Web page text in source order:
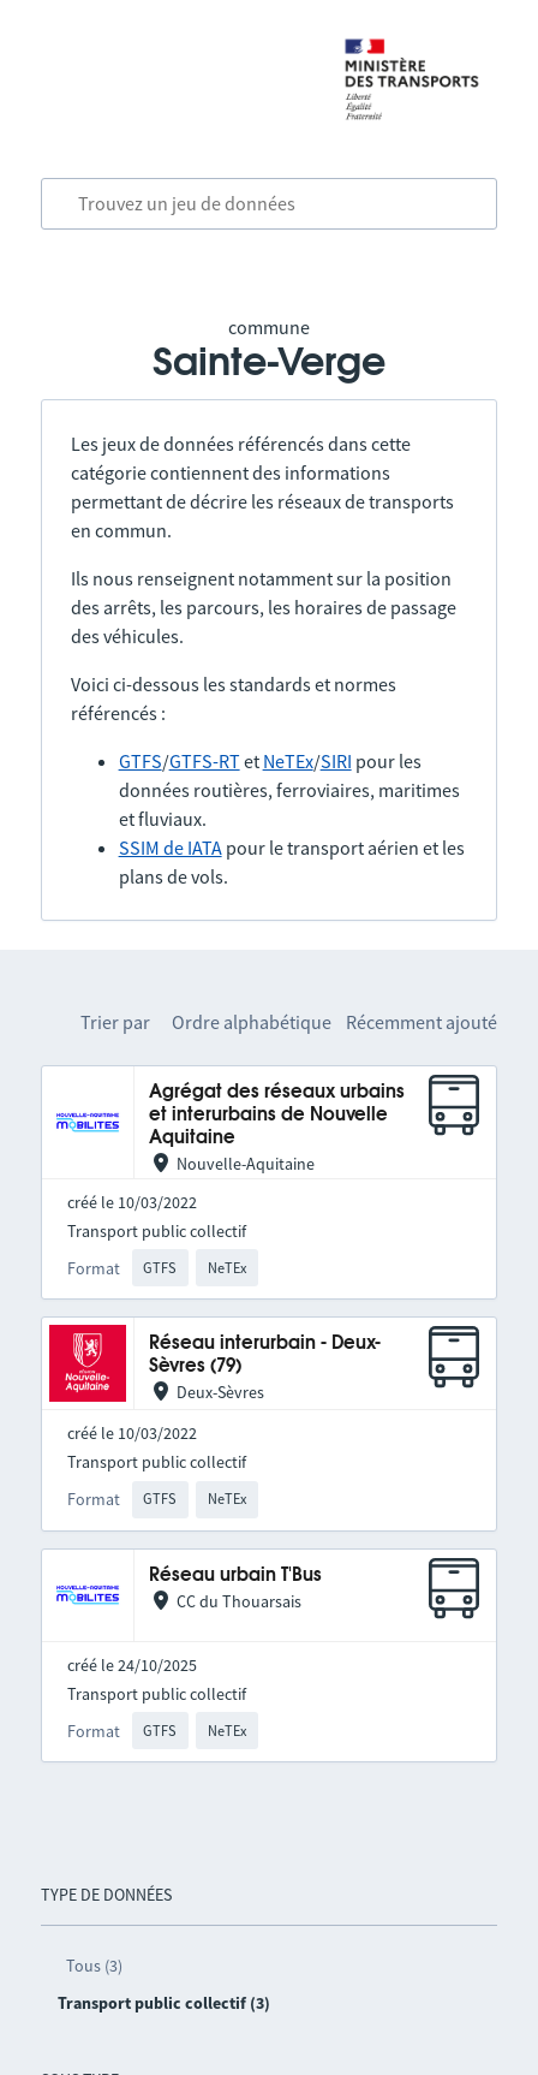
commune
Sainte-Verge
Les jeux de données référencés dans cette
catégorie contiennent des informations
permettant de décrire les réseaux de transports
en commun.
Ils nous renseignent notamment sur la position
des arrêts, les parcours, les horaires de passage
des véhicules.
Voici ci-dessous les standards et normes
référencés :
GTFS/GTFS-RTet NeTEx/SIRI pour les
données routières, ferroviaires, maritimes
et fluviaux.
SSIM de IATApour le transport aérien et les
plans de vols.
TYPE DE DONNÉES
Tous (3)
Transport public collectif (3)
Trier par Ordre alphabétique Récemment ajouté
Agrégat des réseaux urbains
et interurbains de Nouvelle
Aquitaine
Nouvelle-Aquitaine
créé le 10/03/2022
Format GTFS NeTEx
Transport public collectif
Réseau interurbain - Deux-
Sèvres (79)
Deux-Sèvres
créé le 10/03/2022
Format GTFS NeTEx
Transport public collectif
Réseau urbain T'Bus
CC du Thouarsais
créé le 24/10/2025
Format GTFS NeTEx
Transport public collectif